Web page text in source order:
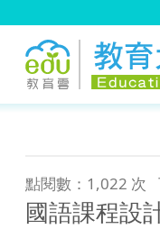
點閱數：1,022 次
國語課程設